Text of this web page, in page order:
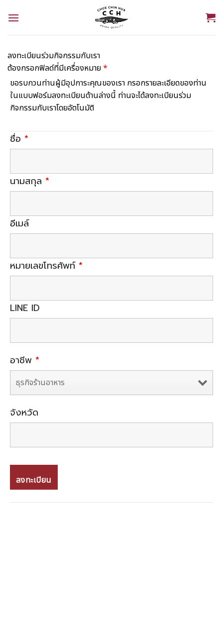
ลงทะเบียนร่วมกิจกรรมกับเรา
ต้องกรอกฟิลด์ที่มีเครื่องหมาย*
ขอรบกวนท่านผู้มีอุปการะคุณของเรา กรอกรายละเอียดของท่าน
ในแบบฟอร์มลงทะเบียนด้านล่างนี้ ท่านจะได้ลงทะเบียนร่วม
กิจกรรมกับเราโดยอัตโนมัติ
ชื่อ *
นามสกุล *
อีเมล์
หมายเลขโทรศัพท์ *
LINE ID
อาชีพ *
จังหวัด